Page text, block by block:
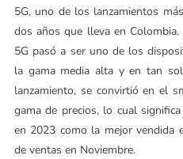
5G, uno de los lanzamientos
dos años que lleva en
5G pasó a ser uno de los
la gama media alta y en tan
lanzamiento, se convirtió en el
gama de precios, lo cual
en 2023 como la mejor vendida
de ventas en Noviembre.